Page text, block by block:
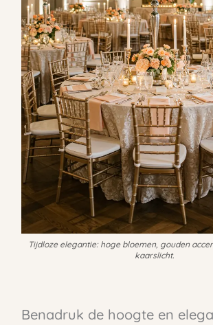
Tijdloze elegantie: hoge bloemen, gouden
kaarslicht.
Benadruk de hoogte en